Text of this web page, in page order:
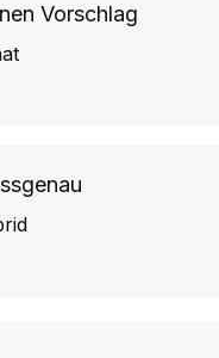
Vorschlag